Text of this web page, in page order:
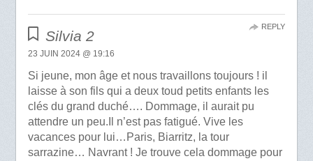
Silvia 2
23 JUIN 2024 @ 19:16
Si jeune, mon âge et nous travaillons toujours ! il
laisse à son fils qui a deux toud petits enfants les
clés du grand duché…. Dommage, il aurait pu
attendre un peu.Il n’est pas fatigué. Vive les
vacances pour lui…Paris, Biarritz, la tour
sarrazine… Navrant ! Je trouve cela dommage pour
REPLY